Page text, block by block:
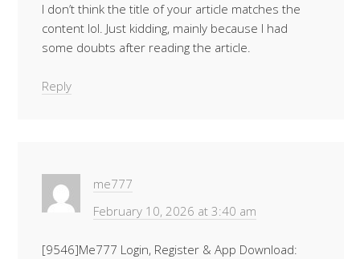
I don’t think the title of your article matches the
content lol. Just kidding, mainly because I had
some doubts after reading the article.
Reply
me777
February 10, 2026 at 3:40 am
[9546]Me777 Login, Register & App Download: